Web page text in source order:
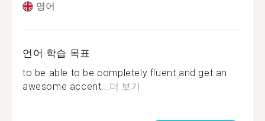
영어
언어 학습 목표
to be able to be completely fluent and get an
awesome accent...더 보기